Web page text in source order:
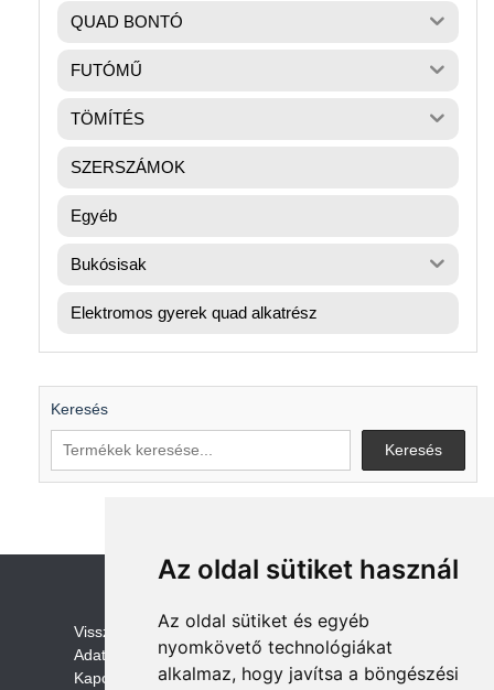
Az oldal sütiket használ
Az oldal sütiket és egyéb
nyomkövető technológiákat
alkalmaz, hogy javítsa a böngészési
QUAD BONTÓ
FUTÓMŰ
TÖMÍTÉS
SZERSZÁMOK
Egyéb
Bukósisak
Elektromos gyerek quad alkatrész
Keresés
Keresés
Visszaküldési és visszatérítési szabályzat
Adatvédelem /GDPR
Kapcsolat